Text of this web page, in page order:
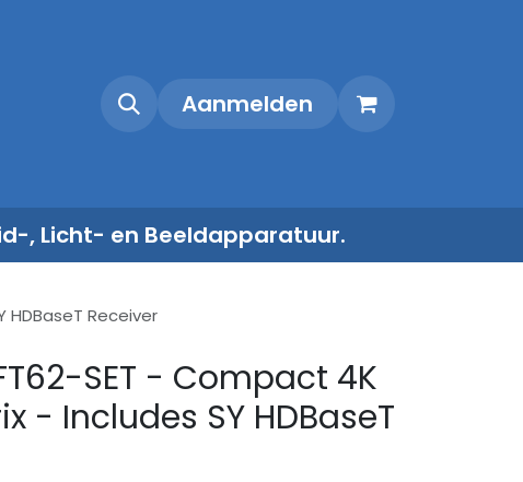
ContactAanmelden
, Licht- en Beeldapparatuur.
HDBaseT Receiver
SET - Compact 4K
- Includes SY HDBaseT